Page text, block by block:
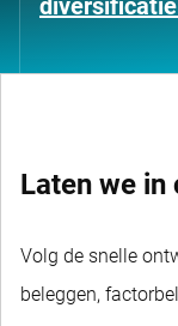
Laten we
Volg de snelle
beleggen,